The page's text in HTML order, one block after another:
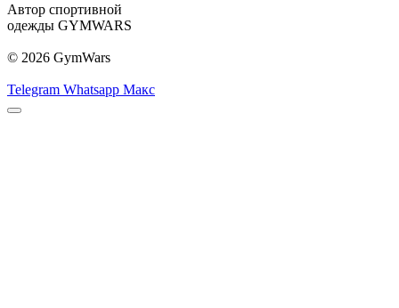
Автор спортивной
одежды GYMWARS
© 2026 GymWars
Telegram Whatsapp Макс